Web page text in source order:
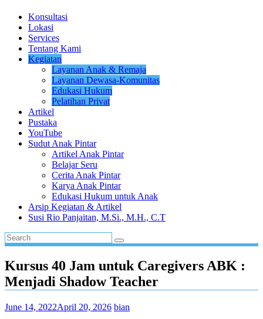
Konsultasi
Lokasi
Services
Tentang Kami
Kegiatan
Layanan Anak & Remaja
Layanan Dewasa-Komunitas
Edukasi Hukum
Pelatihan Privat
Artikel
Pustaka
YouTube
Sudut Anak Pintar
Artikel Anak Pintar
Belajar Seru
Cerita Anak Pintar
Karya Anak Pintar
Edukasi Hukum untuk Anak
Arsip Kegiatan & Artikel
Susi Rio Panjaitan, M.Si., M.H., C.T
Kursus 40 Jam untuk Caregivers ABK :
Menjadi Shadow Teacher
June 14, 2022April 20, 2026 bian